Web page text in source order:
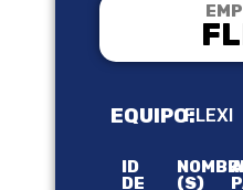
EQUIPO:FLEXI
ID
DE
(S)